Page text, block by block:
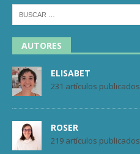
AUTORES
ELISABET
231 artículos publicados
ROSER
219 artículos publicados